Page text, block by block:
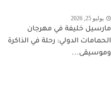
يوليو 25, 2026
مارسيل خليفة في مهرجان
الحمامات الدولي: رحلة في الذاكرة
وموسيقى...